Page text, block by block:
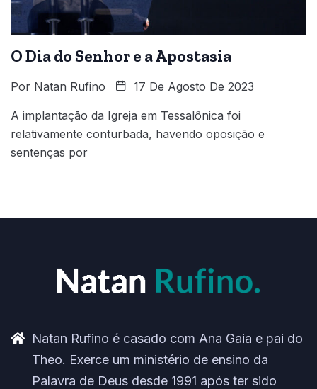
O Dia do Senhor e a Apostasia
Por Natan Rufino 17 De Agosto De 2023
A implantação da Igreja em Tessalônica foi
relativamente conturbada, havendo oposição e
sentenças por
Natan Rufino é casado com Ana Gaia e pai do
Theo. Exerce um ministério de ensino da
Palavra de Deus desde 1991 após ter sido